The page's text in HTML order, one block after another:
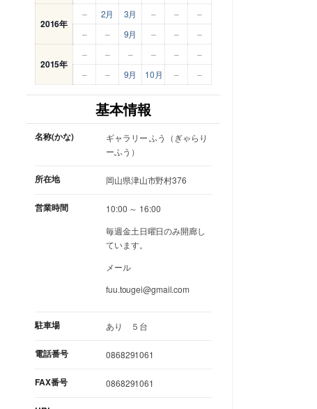
2016年
– 2月 3月 – –
–
–
– 9月 – – –
2015年
– – – – –
–
–
– 9月 10月 – –
基本情報
名称(かな)
ギャラリー ふう（ぎゃらり
ーふう）
所在地 岡山県津山市野村376
営業時間
10:00 ～ 16:00
毎週金土日曜日のみ開廊し
ています。
メール
fuu.tougei@gmail.com
駐車場 あり ５台
電話番号 0868291061
FAX番号 0868291061